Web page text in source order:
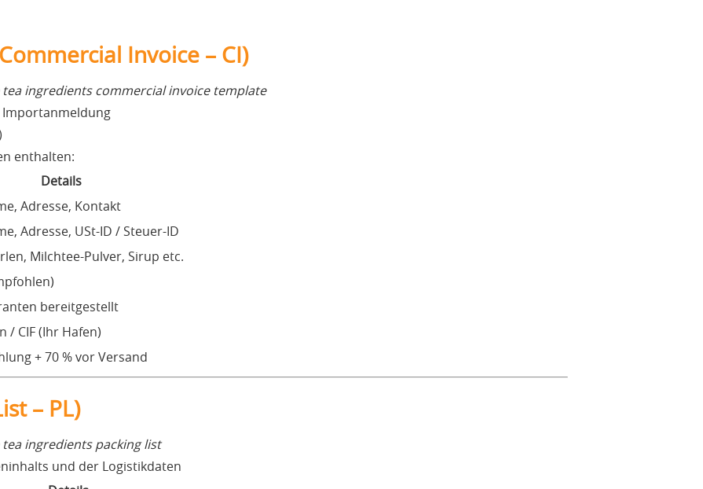
Invoice – CI)
ingredients commercial invoice template
enthalten:
Details
Adresse, Kontakt
Adresse, USt-ID / Steuer-ID
Milchtee-Pulver, Sirup etc.
bereitgestellt
/ CIF (Ihr Hafen)
+ 70 % vor Versand
– PL)
ingredients packing list
und der Logistikdaten